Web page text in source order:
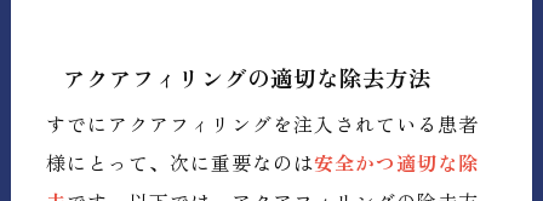
アクアフィリングの適切な除去方法
すでにアクアフィリングを注入されている患者
様にとって、次に重要なのは安全かつ適切な除